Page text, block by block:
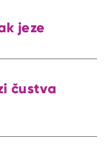
jeze
čustva